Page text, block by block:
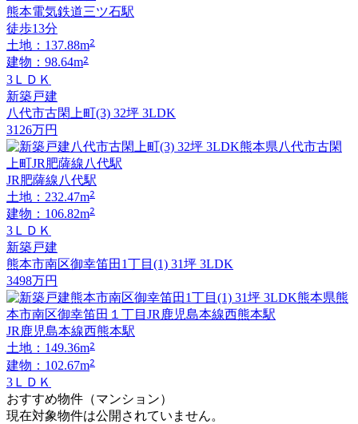
熊本電気鉄道三ツ石駅
徒歩13分
土地：137.88m2
建物：98.64m2
3ＬＤＫ
新築戸建
八代市古閑上町(3) 32坪 3LDK
3126万円
JR肥薩線八代駅
土地：232.47m2
建物：106.82m2
3ＬＤＫ
新築戸建
熊本市南区御幸笛田1丁目(1) 31坪 3LDK
3498万円
JR鹿児島本線西熊本駅
土地：149.36m2
建物：102.67m2
3ＬＤＫ
おすすめ物件（マンション）
現在対象物件は公開されていません。